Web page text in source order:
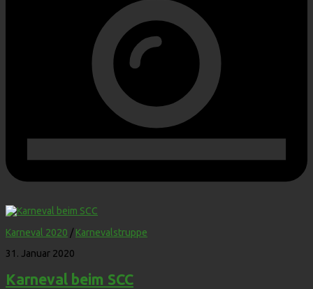
Karneval 2020 / Karnevalstruppe
31. Januar 2020
Karneval beim SCC